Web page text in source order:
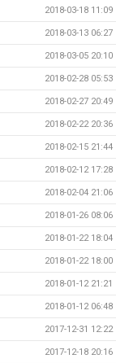
2018-03-18 11:09
2018-03-13 06:27
2018-03-05 20:10
2018-02-28 05:53
2018-02-27 20:49
2018-02-22 20:36
2018-02-15 21:44
2018-02-12 17:28
2018-02-04 21:06
2018-01-26 08:06
2018-01-22 18:04
2018-01-22 18:00
2018-01-12 21:21
2018-01-12 06:48
2017-12-31 12:22
2017-12-18 20:16